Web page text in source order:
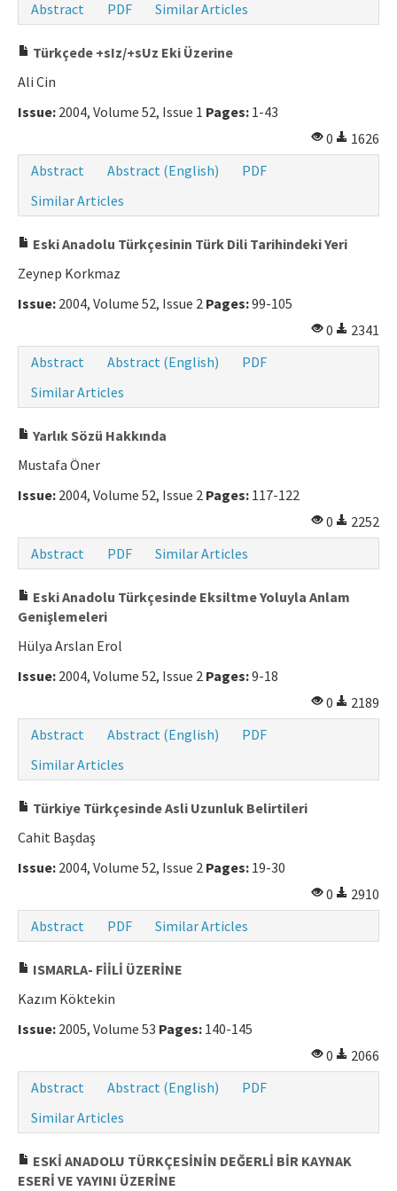
Abstract PDF Similar Articles
Türkçede +sIz/+sUz Eki Üzerine
Ali Cin
Issue: 2004, Volume 52, Issue 1 Pages: 1-43
0
1626
Abstract
Abstract (English)
PDF
Similar Articles
Eski Anadolu Türkçesinin Türk Dili Tarihindeki Yeri
Zeynep Korkmaz
Issue: 2004, Volume 52, Issue 2 Pages:99-105
0
2341
Abstract
Abstract (English)
PDF
Similar Articles
Yarlık Sözü Hakkında
Mustafa Öner
Issue: 2004, Volume 52, Issue 2 Pages: 117-122
0
2252
Abstract
PDF Similar Articles
Eski Anadolu Türkçesinde Eksiltme Yoluyla Anlam
Genişlemeleri
Hülya Arslan Erol
Issue: 2004, Volume 52, Issue 2 Pages:9-18
0
2189
Abstract
Abstract (English)
PDF
Similar Articles
Türkiye Türkçesinde Asli Uzunluk Belirtileri
Cahit Başdaş
Issue: 2004, Volume 52, Issue 2 Pages: 19-30
0
2910
Abstract
PDF Similar Articles
ISMARLA- FİİLİ ÜZERİNE
Kazım Köktekin
Issue: 2005, Volume 53 Pages: 140-145
0
2066
Abstract
Abstract (English)
PDF
Similar Articles
ESKİ ANADOLU TÜRKÇESİNİN DEĞERLİ BİR KAYNAK
ESERİ VE YAYINI ÜZERİNE